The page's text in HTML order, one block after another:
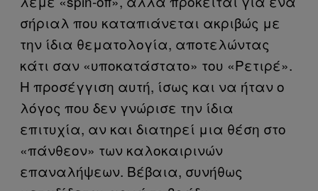
σήριαλ που καταπιάνεται ακριβώς με
την ίδια θεματολογία, αποτελώντας
κάτι σαν «υποκατάστατο» του «Ρετιρέ».
Η προσέγγιση αυτή, ίσως και να ήταν ο
λόγος που δεν γνώρισε την ίδια
επιτυχία, αν και διατηρεί μια θέση στο
«πάνθεον» των καλοκαιρινών
επαναλήψεων. Βέβαια, συνήθως